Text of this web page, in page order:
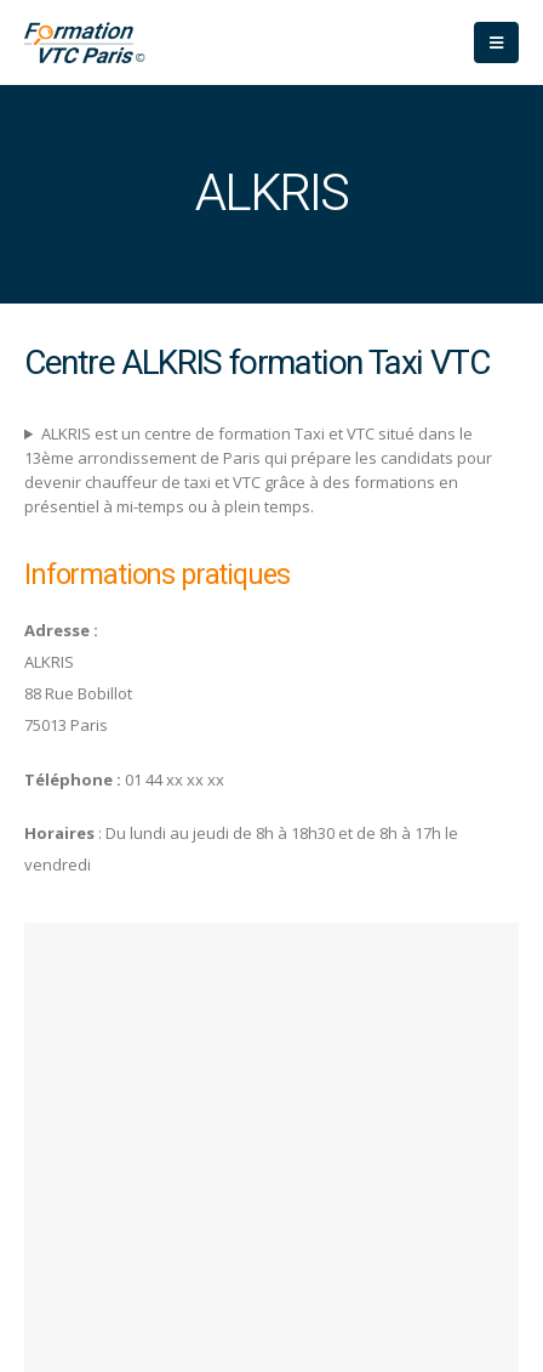
ALKRIS
Centre ALKRIS formation Taxi VTC
ALKRIS est un centre de formation Taxi et VTC situé dans le
13ème arrondissement de Paris qui prépare les candidats pour
devenir chauffeur de taxi et VTC grâce à des formations en
présentiel à mi-temps ou à plein temps.
Informations pratiques
Adresse :
ALKRIS
88 Rue Bobillot
75013 Paris
Téléphone : 01 44 xx xx xx
Horaires : Du lundi au jeudi de 8h à 18h30 et de 8h à 17h le
vendredi